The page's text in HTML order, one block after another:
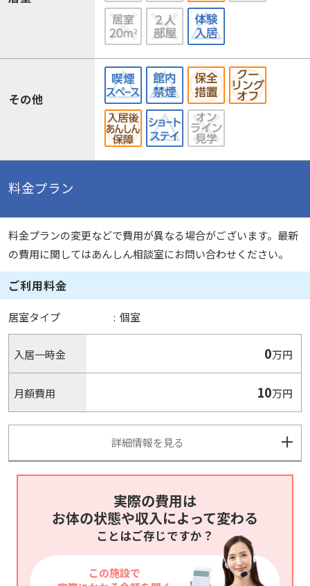
その他
料金プラン
料金プランの変更などで費用が異なる場合がございます。最新
の費用に関してはあんしん相談室にお問い合わせください。
ご利用料金
居室タイプ : 個室
入居一時金 0万円
月額費用 10万円
詳細情報を見る
実際の費用は
お体の状態や収入によって変わる
ことはご存じですか？
この施設で